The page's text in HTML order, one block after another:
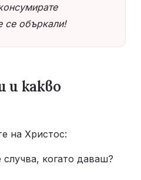
се объркали!
и какво
на Христос:
когато даваш?